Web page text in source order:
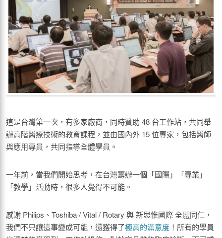
這是台灣第一次，有多家廠商，同時贊助 48 台工作站，共同舉
辦高階醫療技術的教育課程，並由國內外 15 位專家，包括醫師
與應用專員，共同指導全體學員。
一年前，當我們開始思考，在台灣籌辦一個「國際」「專業」
「教學」活動時，很多人覺得不可能。
感謝 Philips、Toshiba / Vital / Rotary 與 新思惟國際 全體同仁，
我們不只讓這事變成可能，還獲得了極高的滿意度 ！所有的學員